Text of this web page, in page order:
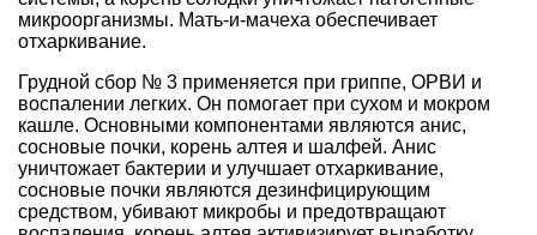
микроорганизмы. Мать-и-мачеха обеспечивает
отхаркивание.
Грудной сбор № 3 применяется при гриппе, ОРВИ и
воспалении легких. Он помогает при сухом и мокром
кашле. Основными компонентами являются анис,
сосновые почки, корень алтея и шалфей. Анис
уничтожает бактерии и улучшает отхаркивание,
сосновые почки являются дезинфицирующим
средством, убивают микробы и предотвращают